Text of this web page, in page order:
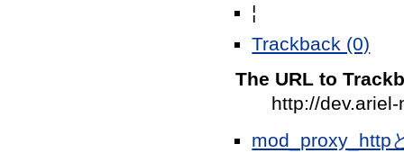
¦
Trackback (0)
The URL to
http://
mod_proxy_http